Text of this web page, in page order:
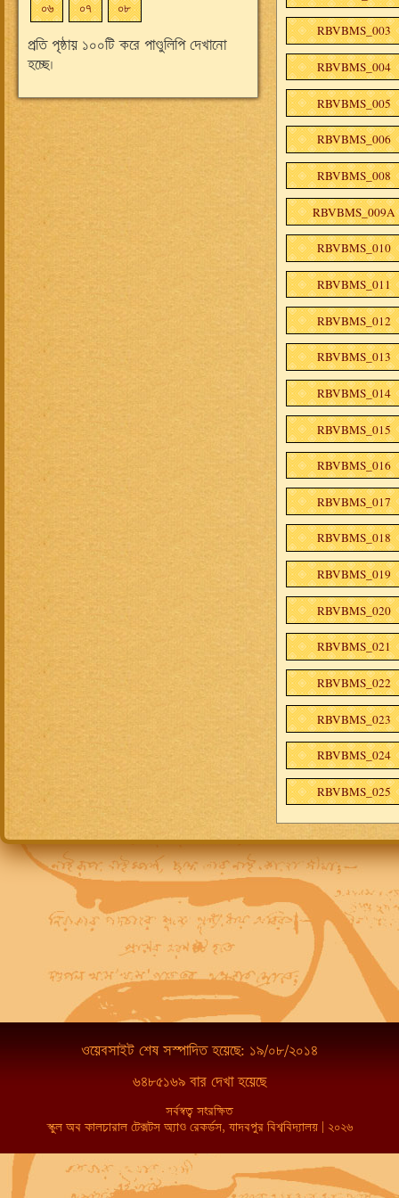
০৬ ০৭ ০৮
প্রতি পৃষ্ঠায় ১০০টি করে পাণ্ডুলিপি দেখানো
হচ্ছে।
RBVBMS_003
RBVBMS_004
RBVBMS_005
RBVBMS_006
RBVBMS_008
RBVBMS_009A
RBVBMS_010
RBVBMS_011
RBVBMS_012
RBVBMS_013
RBVBMS_014
RBVBMS_015
RBVBMS_016
RBVBMS_017
RBVBMS_018
RBVBMS_019
RBVBMS_020
RBVBMS_021
RBVBMS_022
RBVBMS_023
RBVBMS_024
RBVBMS_025
ওয়েবসাইট শেষ সস্পাদিত হয়েছে: ১৯/০৮/২০১৪
৬৪৮৫১৬৯ বার দেখা হয়েছে
সর্বস্বত্ব সংরক্ষিত
স্কুল অব কালচারাল টেক্সটস অ্যাণ্ড রেকর্ডস, যাদবপুর বিশ্ববিদ্যালয় | ২০২৬